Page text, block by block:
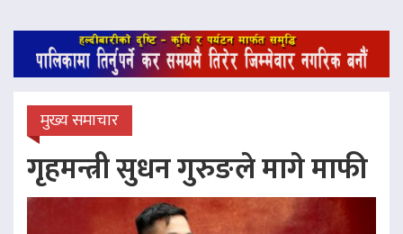
मुख्य समाचार
गृहमन्त्री सुधन गुरुङले मागे माफी